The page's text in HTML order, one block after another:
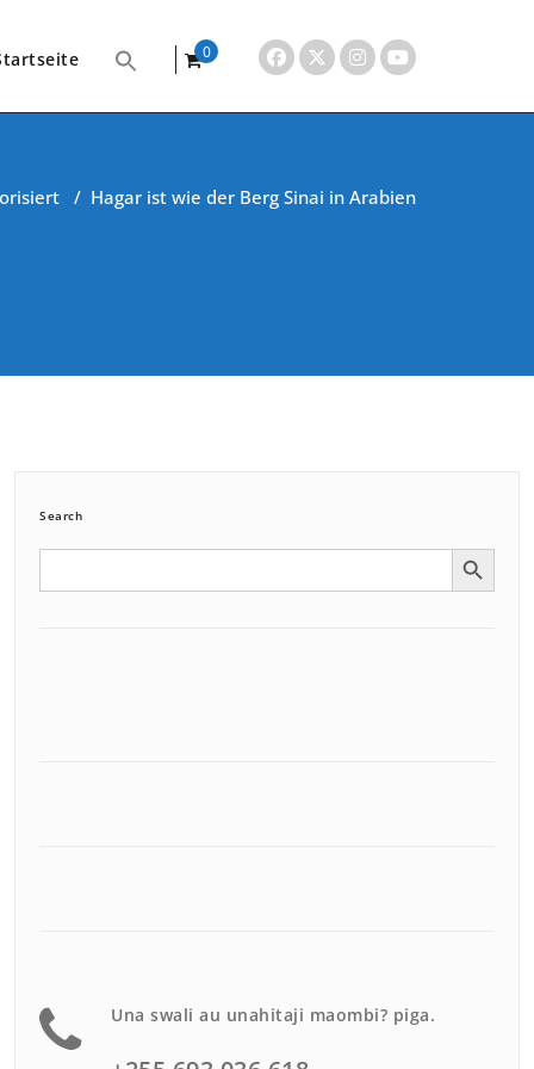
0
/ Hagar ist wie der Berg Sinai in Arabien
Search
Search Search Button
Una swali au unahitaji maombi? piga.